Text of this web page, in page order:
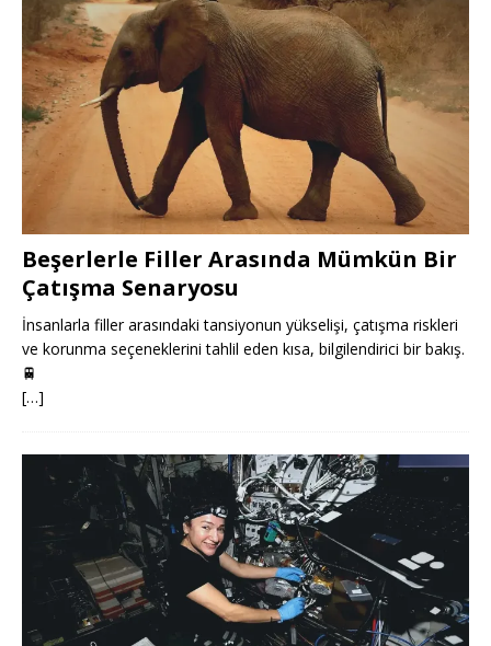
Beşerlerle Filler Arasında Mümkün Bir
Çatışma Senaryosu
İnsanlarla filler arasındaki tansiyonun yükselişi, çatışma riskleri
ve korunma seçeneklerini tahlil eden kısa, bilgilendirici bir bakış.
🚆
[…]